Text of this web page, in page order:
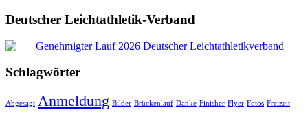
Deutscher Leichtathletik-Verband
Schlagwörter
Abgesagt Anmeldung Bilder Brückenlauf Danke Finisher Flyer Fotos Freizeit